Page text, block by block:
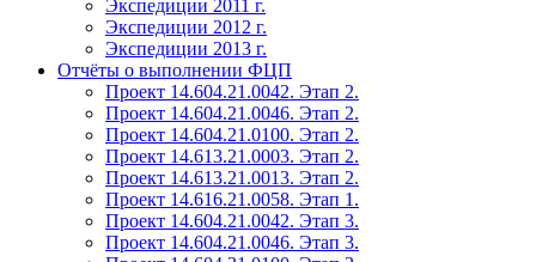
Экспедиции 2011 г.
Экспедиции 2012 г.
Экспедиции 2013 г.
Отчёты о выполнении ФЦП
Проект 14.604.21.0042. Этап 2.
Проект 14.604.21.0046. Этап 2.
Проект 14.604.21.0100. Этап 2.
Проект 14.613.21.0003. Этап 2.
Проект 14.613.21.0013. Этап 2.
Проект 14.616.21.0058. Этап 1.
Проект 14.604.21.0042. Этап 3.
Проект 14.604.21.0046. Этап 3.